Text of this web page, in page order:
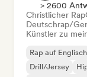
> 2600
Christlicher Rap
Deutschrap/
Künstler zu
Rap auf Englisch
Drill/Jersey